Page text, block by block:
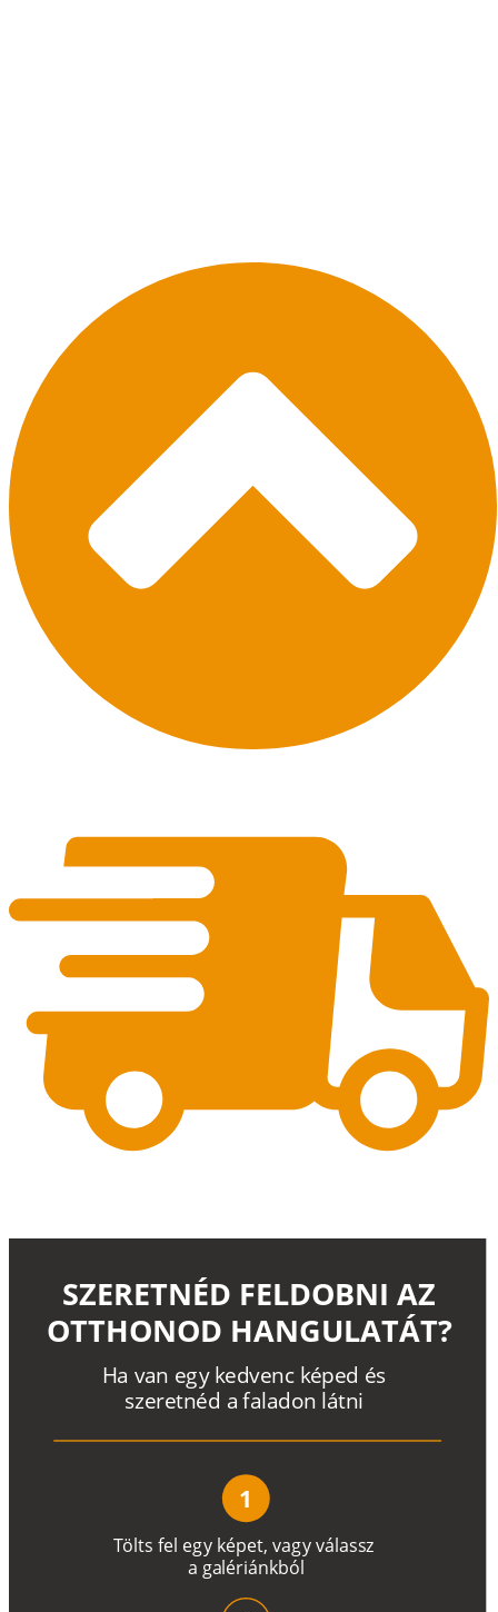
Tölts fel egy képet, vagyválassz
a galériánkból
Ha van egy kedvenc képed és
szeretnéd a faladon látni
SZERETNÉD FELDOBNI AZ
OTTHONOD HANGULATÁT?
1